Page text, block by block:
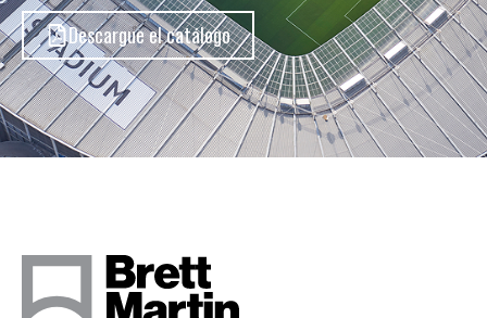
Descargue el catálogo